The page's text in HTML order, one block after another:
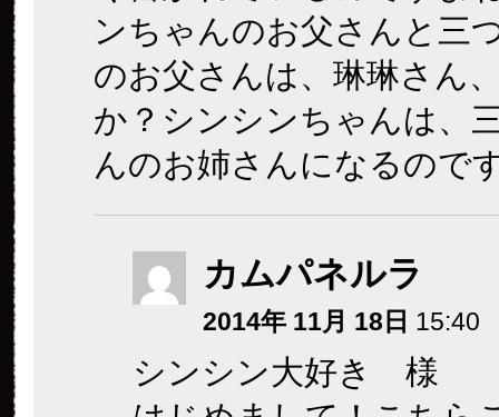
ンちゃんのお父さんと三
のお父さんは、琳琳さん
か？シンシンちゃんは、
んのお姉さんになるので
カムパネルラ
2014年 11月 18日 15:40
シンシン大好き 様